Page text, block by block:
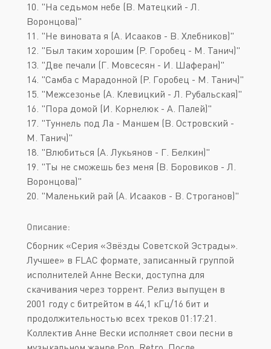
10. "На седьмом небе (В. Матецкий - Л.
Воронцова)"
11. "Не виновата я (А. Исааков - В. Хлебников)"
12. "Был таким хорошим (Р. Горобец - М. Танич)"
13. "Две печали (Г. Мовсесян - И. Шаферан)"
14. "Самба с Марадонной (Р. Горобец - М. Танич)"
15. "Межсезонье (А. Клевицкий - Л. Рубальская)"
16. "Пора домой (И. Корнелюк - А. Палей)"
17. "Туннель под Ла - Маншем (В. Островский -
М. Танич)"
18. "Влюбиться (А. Лукьянов - Г. Белкин)"
19. "Ты не сможешь без меня (В. Боровиков - Л.
Воронцова)"
20. "Маленький рай (А. Исааков - В. Строганов)"
Описание:
Сборник «Серия «Звёзды Советской Эстрады».
Лучшее» в FLAC формате, записанный группой
исполнителей Анне Вески, доступна для
скачивания через торрент. Релиз выпущен в
2001 году с битрейтом в 44,1 кГц/16 бит и
продолжительностью всех треков 01:17:21.
Коллектив Анне Вески исполняет свои песни в